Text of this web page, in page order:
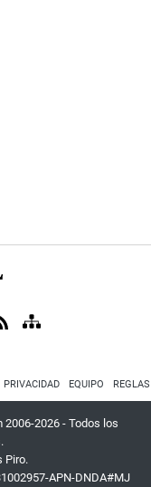
PRIVACIDAD EQUIPO
2006-2026 - Todos los
Piro.
APN-DNDA#MJ